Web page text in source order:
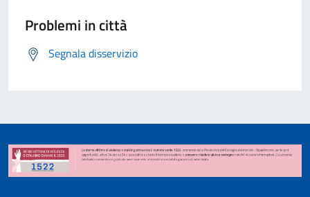
Problemi in città
Segnala disservizio